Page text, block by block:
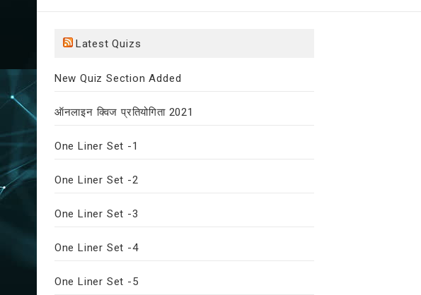
Latest Quizs
New Quiz Section Added
ऑनलाइन क्विज प्रतियोगिता 2021
One Liner Set -1
One Liner Set -2
One Liner Set -3
One Liner Set -4
One Liner Set -5